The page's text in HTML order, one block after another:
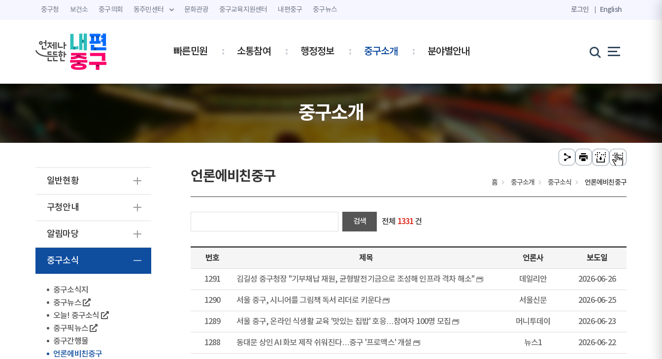
중구청 보건소 중구의회 동주민센터 문화관광 중구교육지원센터 내편중구 중구뉴스 로그인 English
빠른민원 소통참여 행정정보 중구소개 분야별안내
중구소개
일반현황
구청안내
알림마당
중구소식
중구소식지
중구뉴스
오늘! 중구소식
중구픽뉴스
중구간행물
언론에비친중구
언론에비친중구 홈 중구소개 중구소식 언론에비친중구
전체 1331 건
번호 제목 언론사 보도일
1291 김길성 중구청장 "기부채납 재원, 균형발전기금으로 조성해 인프라 격차 해소" 데일리안 2026-06-26
1290 서울 중구, 시니어를 그림책 독서 리더로 키운다 서울신문 2026-06-25
1289 서울 중구, 온라인 식생활 교육 '맛있는 집밥' 호응…참여자 100명 모집 머니투데이 2026-06-23
1288 동대문 상인 AI 화보 제작 쉬워진다…중구 '프로맥스' 개설 뉴스1 2026-06-22